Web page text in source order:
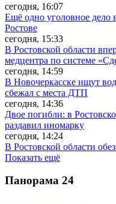
сегодня, 16:07
Ещё одно уголовное дело
Ростове
сегодня, 15:33
В Ростовской области
медцентра по системе
сегодня, 14:59
В Новочеркасске ищут
сбежал с места ДТП
сегодня, 14:36
Двое погибли: в
раздавил иномарку
сегодня, 14:24
В Ростовской области
Показать ещё
Панорама 24